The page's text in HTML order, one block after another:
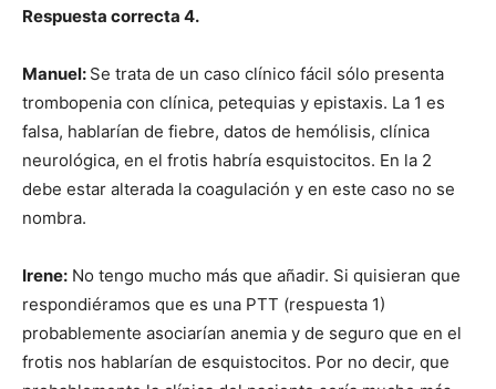
Respuesta correcta 4.
Manuel: Se trata de un caso clínico fácil sólo presenta
trombopenia con clínica, petequias y epistaxis. La 1 es
falsa, hablarían de fiebre, datos de hemólisis, clínica
neurológica, en el frotis habría esquistocitos. En la 2
debe estar alterada la coagulación y en este caso no se
nombra.
Irene: No tengo mucho más que añadir. Si quisieran que
respondiéramos que es una PTT (respuesta 1)
probablemente asociarían anemia y de seguro que en el
frotis nos hablarían de esquistocitos. Por no decir, que